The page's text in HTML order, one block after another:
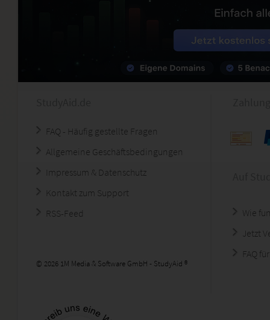
FAQ - Häufig gestellte Fragen
Allgemeine Geschäftsbedingungen
Impressum & Datenschutz
Kontakt zum Support
RSS-Feed
© 2026 1M Media & Software GmbH - StudyAid ®
Wie
Jetzt
FAQ